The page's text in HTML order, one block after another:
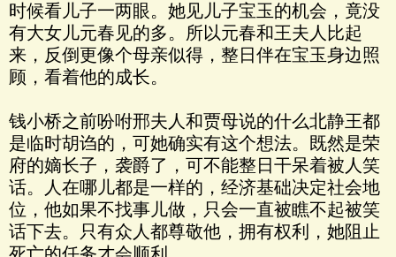
时候看儿子一两眼。她见儿子宝玉的机会，竟没
有大女儿元春见的多。所以元春和王夫人比起
来，反倒更像个母亲似得，整日伴在宝玉身边照
顾，看着他的成长。
钱小桥之前吩咐邢夫人和贾母说的什么北静王都
是临时胡诌的，可她确实有这个想法。既然是荣
府的嫡长子，袭爵了，可不能整日干呆着被人笑
话。人在哪儿都是一样的，经济基础决定社会地
位，他如果不找事儿做，只会一直被瞧不起被笑
话下去。只有众人都尊敬他，拥有权利，她阻止